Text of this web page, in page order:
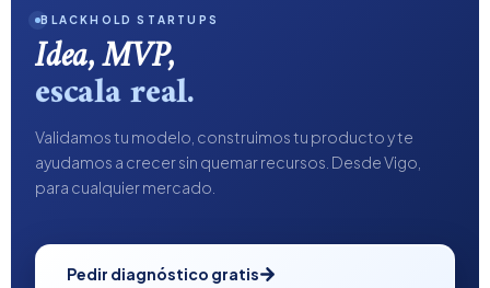
BLACKHOLD STARTUPS
Idea, MVP,
escala real.
Validamos tu modelo, construimos tu producto y te
ayudamos a crecer sin quemar recursos. Desde Vigo,
para cualquier mercado.
Pedir diagnóstico gratis